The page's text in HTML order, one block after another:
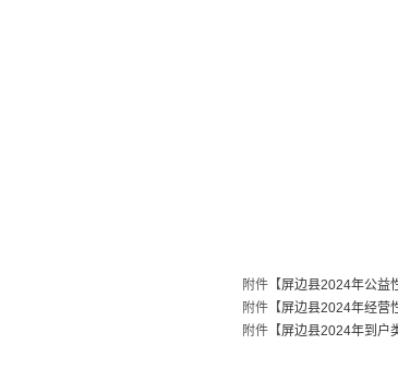
附件【屏边县2024年公益
附件【屏边县2024年经营
附件【屏边县2024年到户